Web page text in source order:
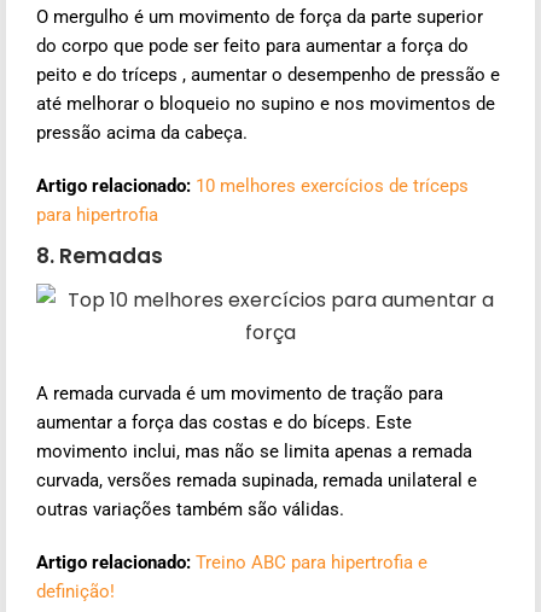
O mergulho é um movimento de força da parte superior
do corpo que pode ser feito para aumentar a força do
peito e do tríceps , aumentar o desempenho de pressão e
até melhorar o bloqueio no supino e nos movimentos de
pressão acima da cabeça.
Artigo relacionado: 10 melhores exercícios de tríceps
para hipertrofia
8. Remadas
A remada curvada é um movimento de tração para
aumentar a força das costas e do bíceps. Este
movimento inclui, mas não se limita apenas a remada
curvada, versões remada supinada, remada unilateral e
outras variações também são válidas.
Artigo relacionado: Treino ABC para hipertrofia e
definição!